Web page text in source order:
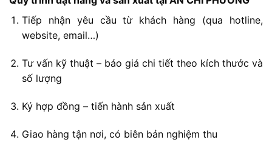
Tiếp nhận yêu cầutừ khách hàng (qua hotline,
website, email…)
Tư vấn kỹ thuật – báo giá chitiếttheo kíchthướcvà
số lượng
Ký hợp đồng – tiến hành sản xuất
Giao hàng tận nơi, có biên bản nghiệm thu